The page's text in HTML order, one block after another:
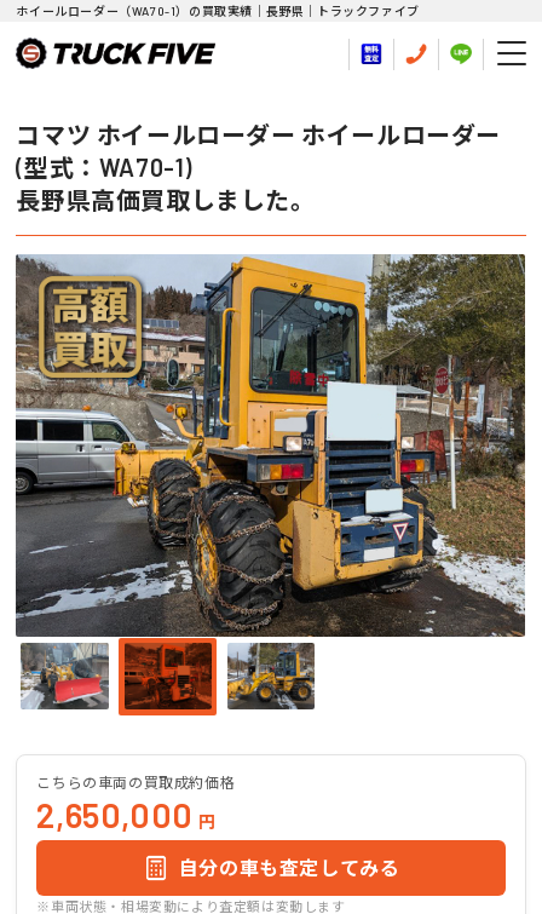
ホイールローダー（WA70-1）の買取実績｜長野県｜トラックファイブ
コマツ ホイールローダー ホイールローダー
(型式：WA70-1)
長野県高価買取しました。
こちらの車両の買取成約価格
2,650,000 円
自分の車も査定してみる
※車両状態・相場変動により査定額は変動します